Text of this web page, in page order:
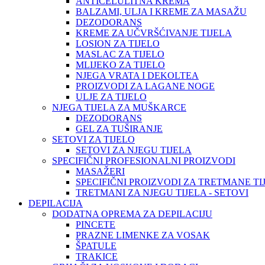
BALZAMI, ULJA I KREME ZA MASAŽU
DEZODORANS
KREME ZA UČVRŠĆIVANJE TIJELA
LOSION ZA TIJELO
MASLAC ZA TIJELO
MLIJEKO ZA TIJELO
NJEGA VRATA I DEKOLTEA
PROIZVODI ZA LAGANE NOGE
ULJE ZA TIJELO
NJEGA TIJELA ZA MUŠKARCE
DEZODORANS
GEL ZA TUŠIRANJE
SETOVI ZA TIJELO
SETOVI ZA NJEGU TIJELA
SPECIFIČNI PROFESIONALNI PROIZVODI
MASAŽERI
SPECIFIČNI PROIZVODI ZA TRETMANE
TRETMANI ZA NJEGU TIJELA - SETOVI
DEPILACIJA
DODATNA OPREMA ZA DEPILACIJU
PINCETE
PRAZNE LIMENKE ZA VOSAK
ŠPATULE
TRAKICE